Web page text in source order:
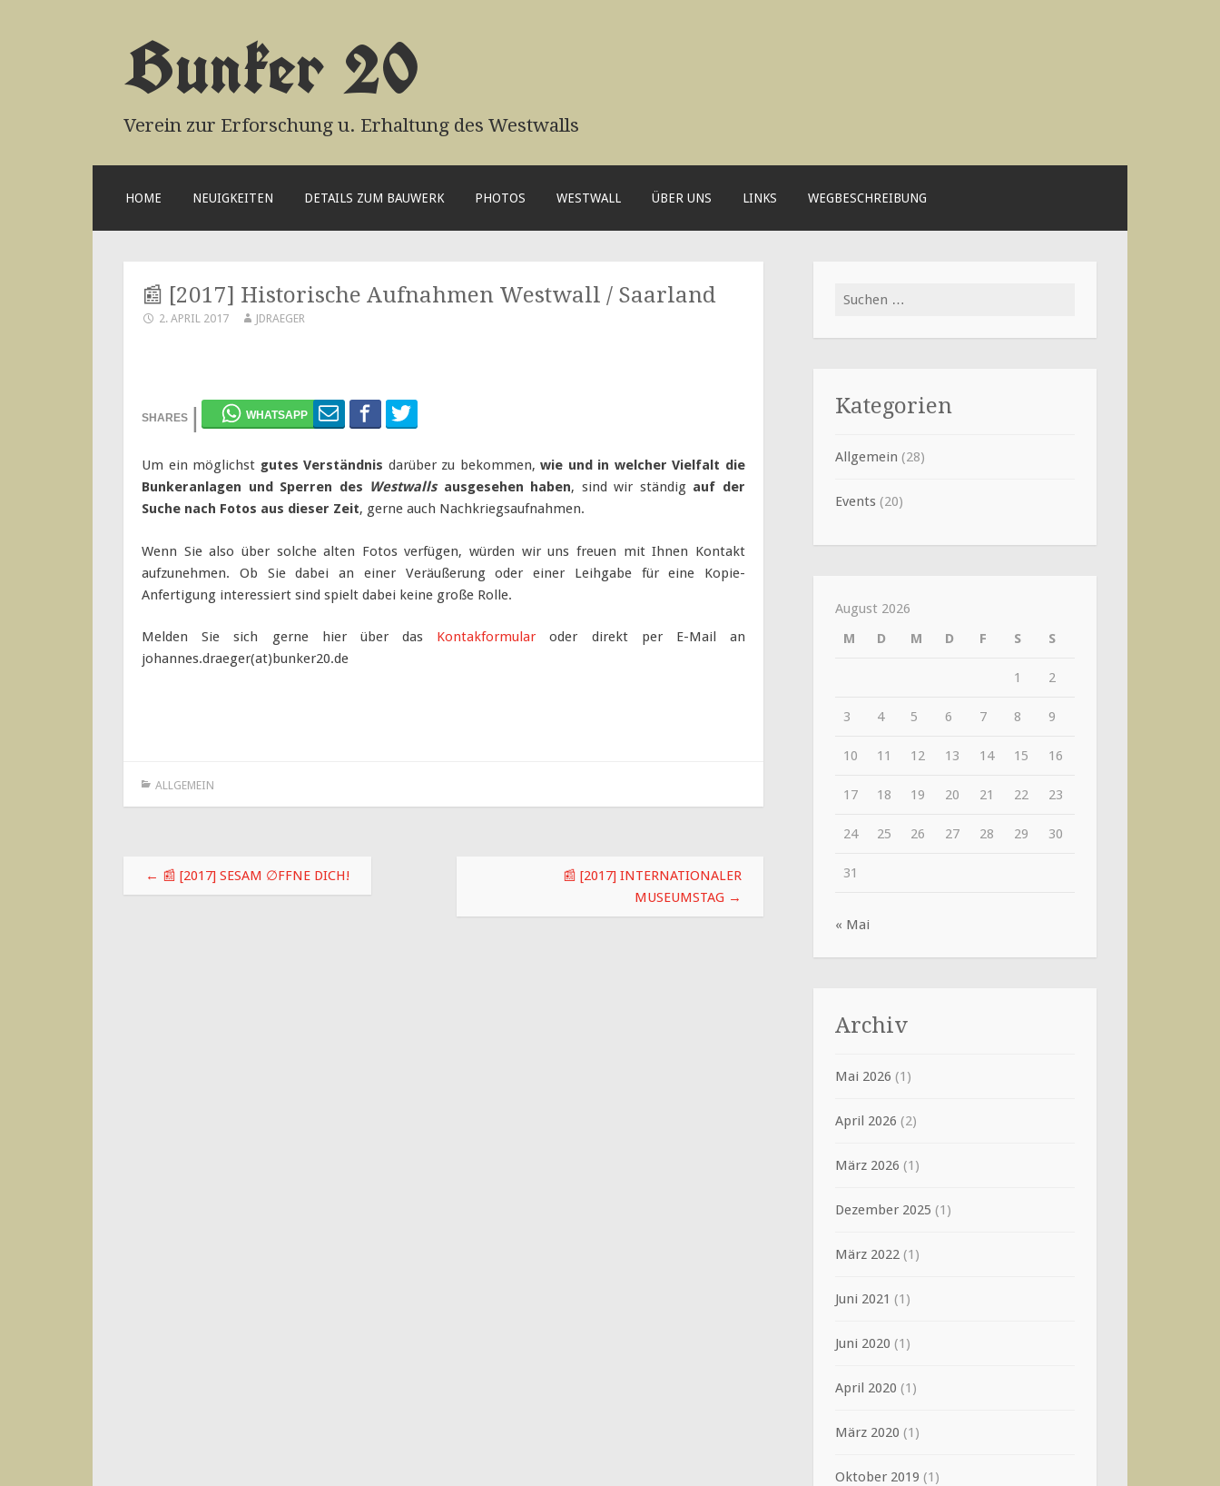
Bunker 20
Verein zur Erforschung u. Erhaltung des Westwalls
SPRINGEN
HOME NEUIGKEITEN DETAILS ZUM BAUWERK PHOTOS WESTWALL ÜBER UNS LINKS WEGBESCHREIBUNG
📰 [2017] Historische Aufnahmen Westwall / Saarland
2. APRIL 2017 JDRAEGER
Um ein möglichst gutes Verständnis darüber zu bekommen,wie und in welcher Vielfalt die
Bunkeranlagen und Sperren des Westwallsausgesehen haben, sind wir ständig auf der
Suche nach Fotos aus dieser Zeit, gerne auch Nachkriegsaufnahmen.
Wenn Sie also über solche alten Fotos verfügen, würden wir uns freuen mit Ihnen Kontakt
aufzunehmen. Ob Sie dabei an einer Veräußerung oder einer Leihgabe für eine Kopie-
Anfertigung interessiert sind spielt dabei keine große Rolle.
Melden Sie sich gerne hier über das Kontakformular oder direkt per E-Mail an
johannes.draeger(at)bunker20.de
ALLGEMEIN
Beitragsnavigation
← 📰 [2017] SESAM ∅FFNE DICH!
📰 [2017] INTERNATIONALER
MUSEUMSTAG →
Suchen
Kategorien
Allgemein (28)
Events (20)
August 2026
M
D M D F S S
1 2
3 4 5 6 7 8 9
10 11 12 13 14 15 16
17 18 19 20 21 22 23
24 25 26 27 28 29 30
31
« Mai
Archiv
Mai 2026 (1)
April 2026 (2)
März 2026 (1)
Dezember 2025 (1)
März 2022 (1)
Juni 2021 (1)
Juni 2020 (1)
April 2020 (1)
März 2020 (1)
Oktober 2019 (1)